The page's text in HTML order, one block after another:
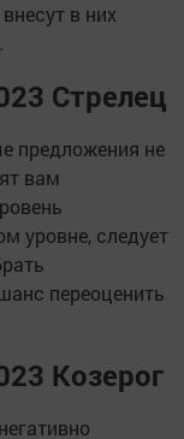
в них
Стрелец
предложения не
вам
уровне, следует
переоценить
Козерог